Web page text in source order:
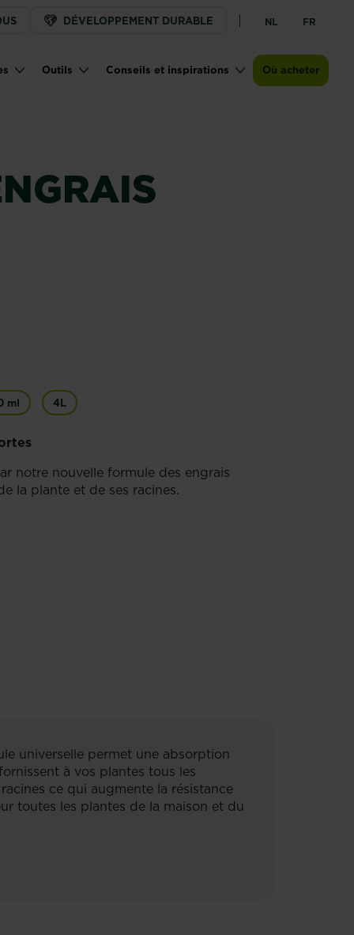
DÉVELOPPEMENT DURABLE NL FR
Outils Conseils et inspirations Où acheter
ml 4L
notre nouvelle formule des engrais
la plante et de ses racines.
universelle permet une absorption
à vos plantes tous les
ce qui augmente la résistance
toutes les plantes de la maison et du
Points de vente